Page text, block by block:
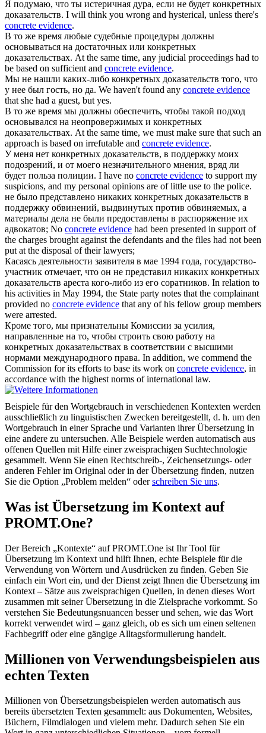
Я подумаю, что ты истеричная дура, если не будет конкретных
доказательств. I will think you wrong and hysterical, unless there's
concrete evidence.
В то же время любые судебные процедуры должны
основываться на достаточных или конкретных
доказательствах. At the same time, any judicial proceedings had to
be based on sufficient and concrete evidence.
Мы не нашли каких-либо конкретных доказательств того, что
у нее был гость, но да. We haven't found any concrete evidence
that she had a guest, but yes.
В то же время мы должны обеспечить, чтобы такой подход
основывался на неопровержимых и конкретных
доказательствах. At the same time, we must make sure that such an
approach is based on irrefutable and concrete evidence.
У меня нет конкретных доказательств, в поддержку моих
подозрений, и от моего незначительного мнения, вряд ли
будет польза полиции. I have no concrete evidence to support my
suspicions, and my personal opinions are of little use to the police.
не было представлено никаких конкретных доказательств в
поддержку обвинений, выдвинутых против обвиняемых, а
материалы дела не были предоставлены в распоряжение их
адвокатов; No concrete evidence had been presented in support of
the charges brought against the defendants and the files had not been
put at the disposal of their lawyers;
Касаясь деятельности заявителя в мае 1994 года, государство-
участник отмечает, что он не представил никаких конкретных
доказательств ареста кого-либо из его соратников. In relation to
his activities in May 1994, the State party notes that the complainant
provided no concrete evidence that any of his fellow group members
were arrested.
Кроме того, мы признательны Комиссии за усилия,
направленные на то, чтобы строить свою работу на
конкретных доказательствах в соответствии с высшими
нормами международного права. In addition, we commend the
Commission for its efforts to base its work on concrete evidence, in
accordance with the highest norms of international law.
Beispiele für den Wortgebrauch in verschiedenen Kontexten werden
ausschließlich zu linguistischen Zwecken bereitgestellt, d. h. um den
Wortgebrauch in einer Sprache und Varianten ihrer Übersetzung in
eine andere zu untersuchen. Alle Beispiele werden automatisch aus
offenen Quellen mit Hilfe einer zweisprachigen Suchtechnologie
gesammelt. Wenn Sie einen Rechtschreib-, Zeichensetzungs- oder
anderen Fehler im Original oder in der Übersetzung finden, nutzen
Sie die Option „Problem melden“ oderschreiben Sie uns.
Was ist Übersetzung im Kontext auf
PROMT.One?
Der Bereich „Kontexte“ auf PROMT.One ist Ihr Tool für
Übersetzung im Kontext und hilft Ihnen, echte Beispiele für die
Verwendung von Wörtern und Ausdrücken zu finden. Geben Sie
einfach ein Wort ein, und der Dienst zeigt Ihnen die Übersetzung im
Kontext – Sätze aus zweisprachigen Quellen, in denen dieses Wort
zusammen mit seiner Übersetzung in die Zielsprache vorkommt. So
verstehen Sie Bedeutungsnuancen besser und sehen, wie das Wort
korrekt verwendet wird – ganz gleich, ob es sich um einen seltenen
Fachbegriff oder eine gängige Alltagsformulierung handelt.
Millionen von Verwendungsbeispielen aus
echten Texten
Millionen von Übersetzungsbeispielen werden automatisch aus
bereits übersetzten Texten gesammelt: aus Dokumenten, Websites,
Büchern, Filmdialogen und vielem mehr. Dadurch sehen Sie ein